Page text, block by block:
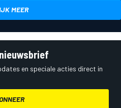
MEER
en speciale acties direct in